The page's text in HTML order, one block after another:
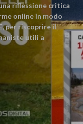
riflessione critica
online in modo
per riscoprire il
utili a